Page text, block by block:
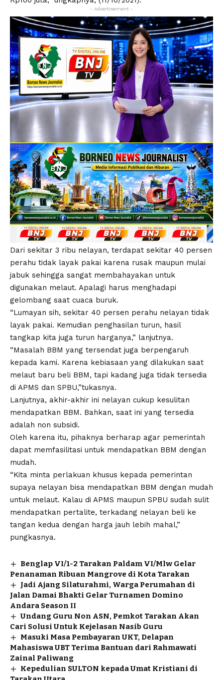
- Advertisement -
Dari sekitar 3 ribu nelayan, terdapat sekitar 40 persen
perahu tidak layak pakai karena rusak maupun mulai
jabuk sehingga sangat membahayakan untuk
digunakan melaut. Apalagi harus menghadapi
gelombang saat cuaca buruk.
“Lumayan sih, sekitar 40 persen perahu nelayan tidak
layak pakai. Kemudian penghasilan turun, hasil
tangkap kita juga turun harganya,” lanjutnya.
“Masalah BBM yang tersendat juga berpengaruh
kepada kami. Karena kebiasaan yang dilakukan saat
melaut baru beli BBM, tapi kadang juga tidak tersedia
di APMS dan SPBU,”tukasnya.
Lanjutnya, akhir-akhir ini nelayan cukup kesulitan
mendapatkan BBM. Bahkan, saat ini yang tersedia
adalah non subsidi.
Oleh karena itu, pihaknya berharap agar pemerintah
dapat memfasilitasi untuk mendapatkan BBM dengan
mudah.
“Kita minta perlakuan khusus kepada pemerintan
supaya nelayan bisa mendapatkan BBM dengan mudah
untuk melaut. Kalau di APMS maupun SPBU sudah sulit
mendapatkan pertalite, terkadang nelayan beli ke
tangan kedua dengan harga jauh lebih mahal,”
pungkasnya.
Benglap VI/1-2 Tarakan Paldam VI/Mlw Gelar
Penanaman Ribuan Mangrove di Kota Tarakan
Jadi Ajang Silaturahmi, Warga Perumahan di
Jalan Damai Bhakti Gelar Turnamen Domino
Andara Season II
Undang Guru Non ASN, Pemkot Tarakan Akan
Cari Solusi Untuk Kejelasan Nasib Guru
Masuki Masa Pembayaran UKT, Delapan
Mahasiswa UBT Terima Bantuan dari Rahmawati
Zainal Paliwang
Kepedulian SULTON kepada Umat Kristiani di